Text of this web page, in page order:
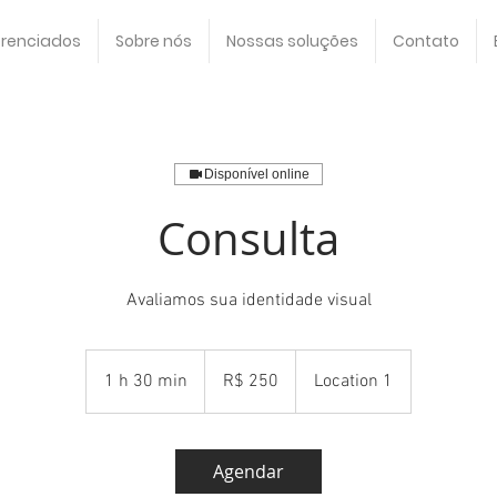
Sobre nós Nossas soluções Contato
Disponível online
Consulta
Avaliamos sua identidade visual
1 h 30 min
3
i
brasileiros
R$ 250 Location 1
Agendar